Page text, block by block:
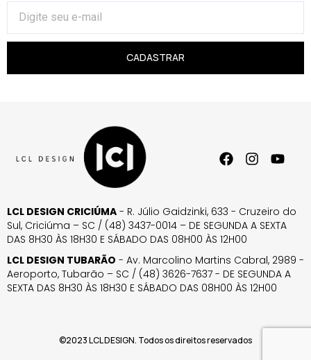
CADASTRAR
LCL DESIGN CRICIÚMA - R. Júlio Gaidzinki, 633 - Cruzeiro do
Sul, Criciúma – SC / (48) 3437-0014 – DE SEGUNDA A SEXTA
DAS 8H30 ÀS 18H30 E SÁBADO DAS 08H00 ÀS 12H00
LCL DESIGN TUBARÃO - Av. Marcolino Martins Cabral, 2989 -
Aeroporto, Tubarão – SC / (48) 3626-7637 - DE SEGUNDA A
SEXTA DAS 8H30 ÀS 18H30 E SÁBADO DAS 08H00 ÀS 12H00
©2023 LCL DESIGN. Todos os direitos reservados